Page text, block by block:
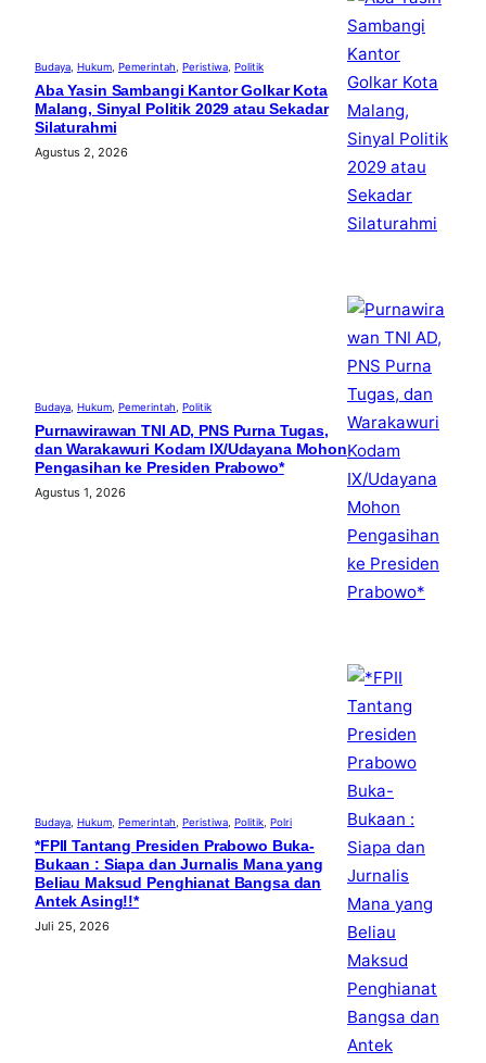
Budaya Hukum Pemerintah Peristiwa Politik
Aba Yasin Sambangi Kantor Golkar Kota
Malang, Sinyal Politik 2029 atau Sekadar
Silaturahmi
Agustus 2, 2026
Budaya Hukum Pemerintah Politik
Purnawirawan TNI AD, PNS Purna Tugas,
dan Warakawuri Kodam IX/Udayana Mohon
Pengasihan ke Presiden Prabowo*
Agustus 1, 2026
Budaya, Hukum, Pemerintah, Peristiwa, Politik, Polri
*FPII Tantang Presiden Prabowo Buka-
Bukaan : Siapa dan Jurnalis Mana yang
Beliau Maksud Penghianat Bangsa dan
Antek Asing!!*
Juli 25, 2026